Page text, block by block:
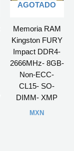
AGOTADO
Memoria RAM
Kingston FURY
Impact DDR4-
2666MHz- 8GB-
Non-ECC-
CL15- SO-
DIMM- XMP
MXN